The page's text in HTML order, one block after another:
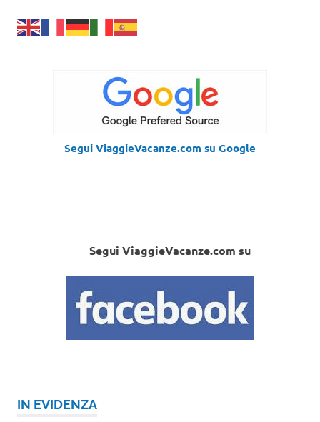
Segui ViaggieVacanze.com su Google
Segui ViaggieVacanze.com su
IN EVIDENZA